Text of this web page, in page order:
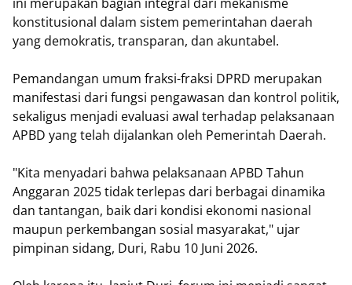
konstitusional dalam sistem pemerintahan daerah
yang demokratis, transparan, dan akuntabel.
Pemandangan umum fraksi-fraksi DPRD merupakan
manifestasi dari fungsi pengawasan dan kontrol politik,
sekaligus menjadi evaluasi awal terhadap pelaksanaan
APBD yang telah dijalankan oleh Pemerintah Daerah.
​"Kita menyadari bahwa pelaksanaan APBD Tahun
Anggaran 2025 tidak terlepas dari berbagai dinamika
dan tantangan, baik dari kondisi ekonomi nasional
maupun perkembangan sosial masyarakat," ujar
pimpinan sidang, Duri, Rabu 10 Juni 2026.